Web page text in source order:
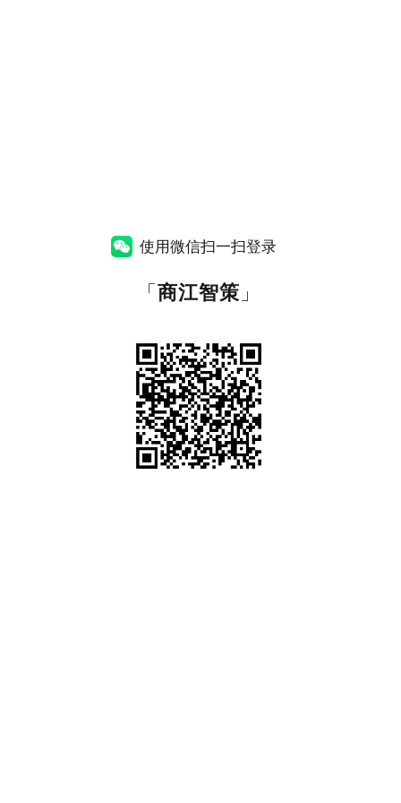
使用微信扫一扫登录
「商江智策 」